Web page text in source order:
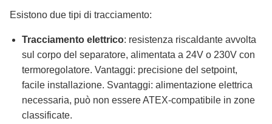
Esistono due tipi di tracciamento:
Tracciamento elettrico: resistenza riscaldante avvolta
sul corpo del separatore, alimentata a 24V o 230V con
termoregolatore. Vantaggi: precisione del setpoint,
facile installazione. Svantaggi: alimentazione elettrica
necessaria, può non essere ATEX-compatibile in zone
classificate.